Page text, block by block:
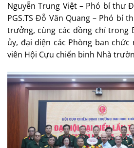
Nguyễn Trung Việt – Phó bí thư
PGS.TS Đỗ Văn Quang – Phó bí
trưởng, cùng các đồng chí trong
ủy, đại diện các Phòng ban
viên Hội Cựu chiến binh Nhà